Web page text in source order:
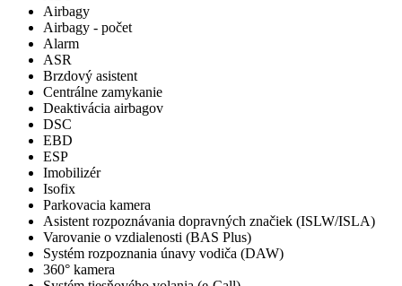
Airbagy
Airbagy - počet
Alarm
ASR
Brzdový asistent
Centrálne zamykanie
Deaktivácia airbagov
DSC
EBD
ESP
Imobilizér
Isofix
Parkovacia kamera
Asistent rozpoznávania dopravných značiek (ISLW/ISLA)
Varovanie o vzdialenosti (BAS Plus)
Systém rozpoznania únavy vodiča (DAW)
360° kamera